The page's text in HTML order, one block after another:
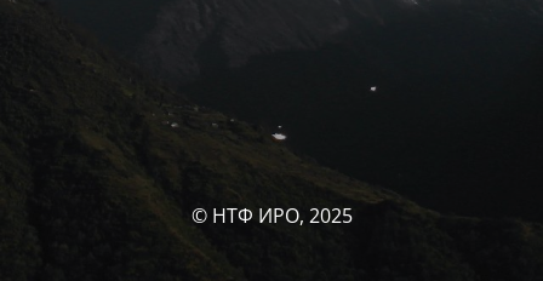
© НТФ ИРО, 2025